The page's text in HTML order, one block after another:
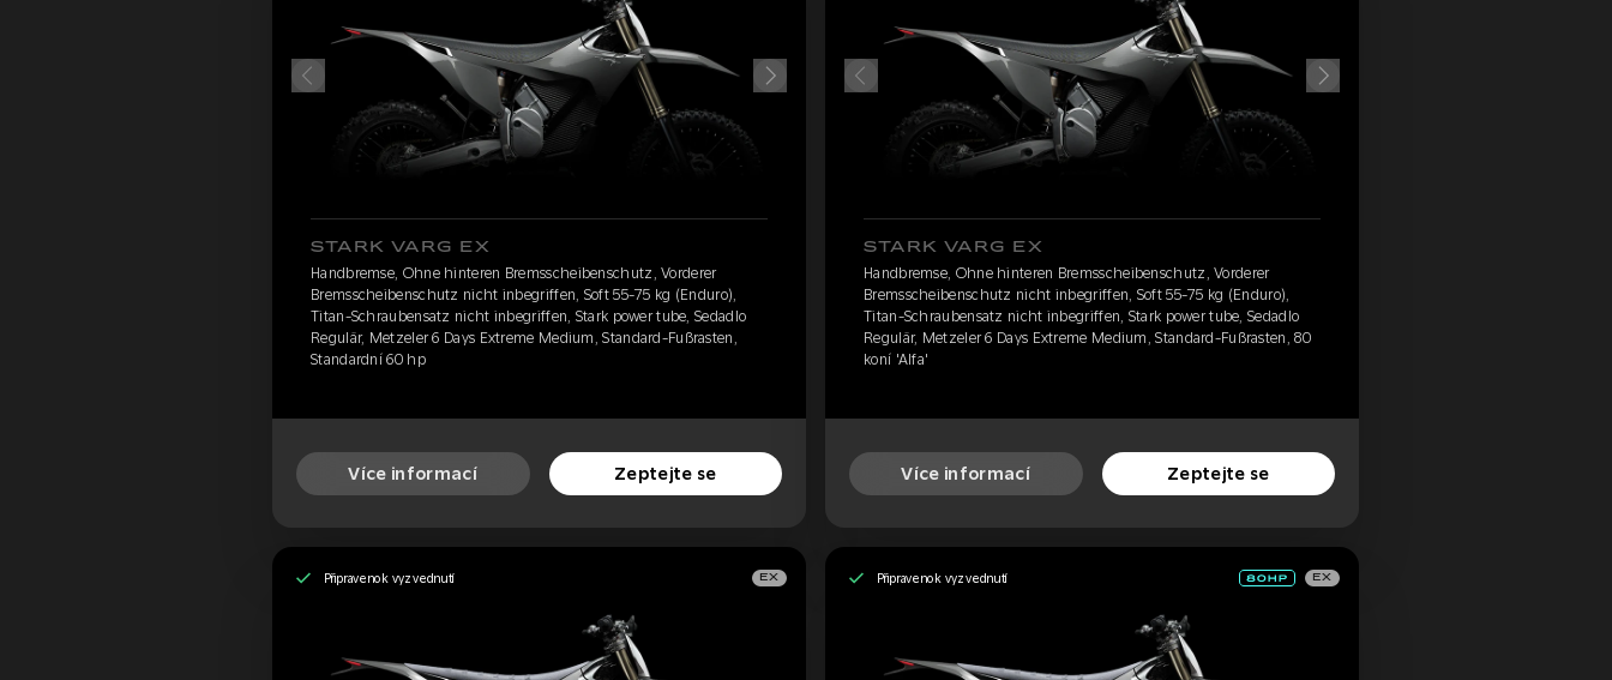
STARK VARG EX
Handbremse, Ohne hinteren Bremsscheibenschutz, Vorderer
Bremsscheibenschutz nicht inbegriffen, Soft 55-75 kg (Enduro),
Titan-Schraubensatz nicht inbegriffen, Stark power tube, Sedadlo
Regulär, Metzeler 6 Days Extreme Medium, Standard-Fußrasten,
Standardní 60 hp
Více informací Zeptejte se
STARK VARG EX
Handbremse, Ohne hinteren Bremsscheibenschutz, Vorderer
Bremsscheibenschutz nicht inbegriffen, Soft 55-75 kg (Enduro),
Titan-Schraubensatz nicht inbegriffen, Stark power tube, Sedadlo
Regulär, Metzeler 6 Days Extreme Medium, Standard-Fußrasten, 80
koní 'Alfa'
Více informací Zeptejte se
Připraveno k vyzvednutí EX Připraveno k vyzvednutí EX